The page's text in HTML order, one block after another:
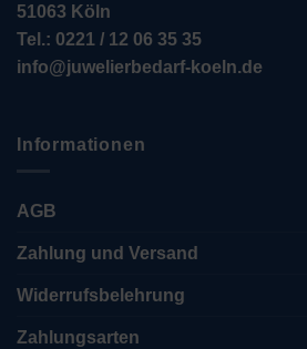
51063 Köln
Tel.: 0221 / 12 06 35 35
info@juwelierbedarf-koeln.de
Informationen
AGB
Zahlung und Versand
Widerrufsbelehrung
Zahlungsarten